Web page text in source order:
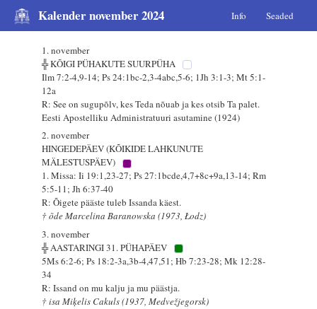
Kalender november 2024 Info Seaded
1. november
╬ KÕIGI PÜHAKUTE SUURPÜHA
Ilm 7:2-4,9-14; Ps 24:1bc-2,3-4abc,5-6; 1Jh 3:1-3; Mt 5:1-
12a
R: See on sugupõlv, kes Teda nõuab ja kes otsib Ta palet.
Eesti Apostelliku Administratuuri asutamine (1924)
2. november
HINGEDEPÄEV (KÕIKIDE LAHKUNUTE
MÄLESTUSPÄEV)
1. Missa: Ii 19:1,23-27; Ps 27:1bcde,4,7+8c+9a,13-14; Rm
5:5-11; Jh 6:37-40
R: Õigete pääste tuleb Issanda käest.
† õde Marcelina Baranowska (1973, Łodz)
3. november
╬ AASTARINGI 31. PÜHAPÄEV
5Ms 6:2-6; Ps 18:2-3a,3b-4,47,51; Hb 7:23-28; Mk 12:28-
34
R: Issand on mu kalju ja mu päästja.
† isa Miķelis Cakuls (1937, Medvežjegorsk)